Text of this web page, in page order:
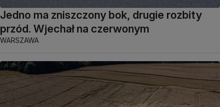
Jedno ma zniszczony bok, drugie rozbity
przód. Wjechał na czerwonym
WARSZAWA